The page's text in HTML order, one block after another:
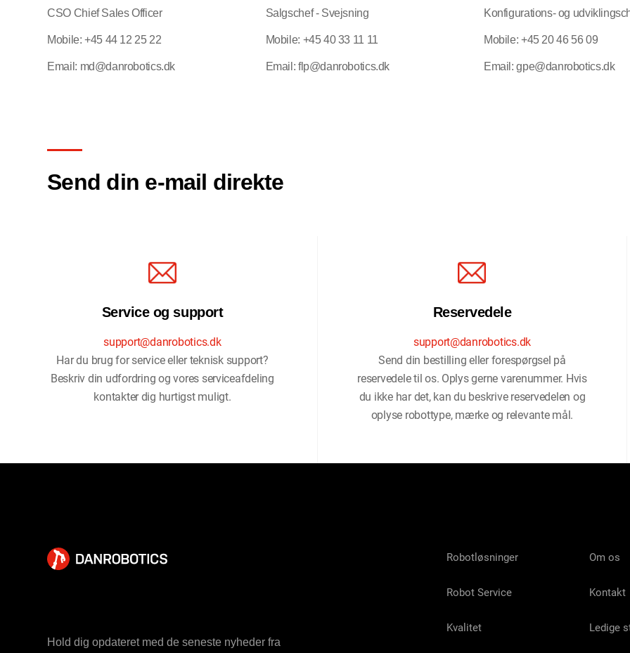
CSO Chief Sales Officer
Mobile: +45 44 12 25 22
Email: md@danrobotics.dk
Salgschef - Svejsning
Mobile: +45 40 33 11 11
Email: flp@danrobotics.dk
Konfigurations- og
Mobile: +45 20 46 56 09
Email: gpe@danrobotics.dk
Send din e-mail direkte
Service og support
support@danrobotics.dk
Har du brug for service eller teknisk support?
Beskriv din udfordring og vores serviceafdeling
kontakter dig hurtigst muligt.
Reservedele
support@danrobotics.dk
Send din bestilling eller forespørgsel på
reservedele til os. Oplys gerne varenummer. Hvis
du ikke har det, kan du beskrive reservedelen og
oplyse robottype, mærke og relevante mål.
Hold dig opdateret med de seneste nyheder fra
Robotløsninger
Robot Service
Kvalitet
Om os
Kontakt
Ledige